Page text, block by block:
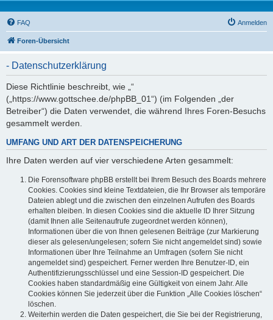
FAQ Anmelden
Foren-Übersicht
- Datenschutzerklärung
Diese Richtlinie beschreibt, wie „“
(„https://www.gottschee.de/phpBB_01“) (im Folgenden „der
Betreiber“) die Daten verwendet, die während Ihres Foren-Besuchs
gesammelt werden.
UMFANG UND ART DER DATENSPEICHERUNG
Ihre Daten werden auf vier verschiedene Arten gesammelt:
Die Forensoftware phpBB erstellt bei Ihrem Besuch des Boards mehrere
Cookies. Cookies sind kleine Textdateien, die Ihr Browser als temporäre
Dateien ablegt und die zwischen den einzelnen Aufrufen des Boards
erhalten bleiben. In diesen Cookies sind die aktuelle ID Ihrer Sitzung
(damit Ihnen alle Seitenaufrufe zugeordnet werden können),
Informationen über die von Ihnen gelesenen Beiträge (zur Markierung
dieser als gelesen/ungelesen; sofern Sie nicht angemeldet sind) sowie
Informationen über Ihre Teilnahme an Umfragen (sofern Sie nicht
angemeldet sind) gespeichert. Ferner werden Ihre Benutzer-ID, ein
Authentifizierungsschlüssel und eine Session-ID gespeichert. Die
Cookies haben standardmäßig eine Gültigkeit von einem Jahr. Alle
Cookies können Sie jederzeit über die Funktion „Alle Cookies löschen“
löschen.
Weiterhin werden die Daten gespeichert, die Sie bei der Registrierung,